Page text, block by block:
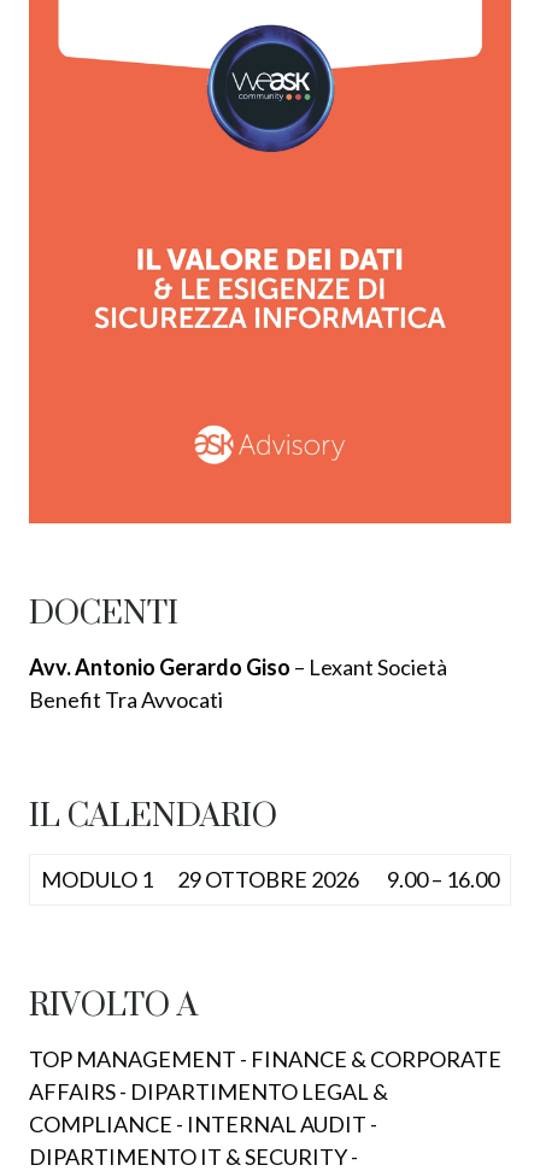
DOCENTI
Avv. Antonio Gerardo Giso – Lexant Società
Benefit Tra Avvocati
IL CALENDARIO
MODULO 1 29 OTTOBRE 2026 9.00 – 16.00
RIVOLTO A
TOP MANAGEMENT - FINANCE & CORPORATE
AFFAIRS - DIPARTIMENTO LEGAL &
COMPLIANCE - INTERNAL AUDIT -
DIPARTIMENTO IT & SECURITY -